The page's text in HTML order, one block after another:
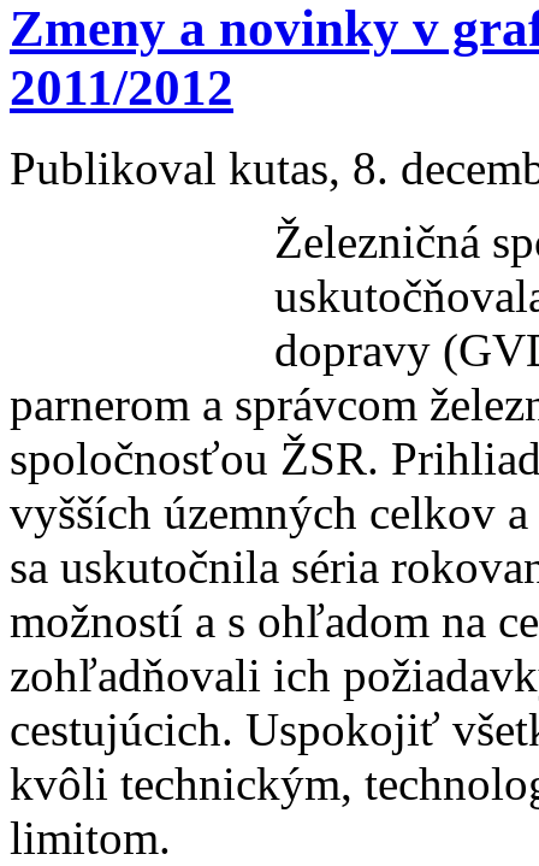
Zmeny a novinky v
2011/2012
Publikoval kutas, 8.
Železničná
dopravy
parnerom a správcom
spoločnosťou ŽSR.
vyšších územných celkov
sa uskutočnila séria
možností a s ohľadom na
zohľadňovali ich
cestujúcich. Uspokojiť
kvôli technickým,
limitom.